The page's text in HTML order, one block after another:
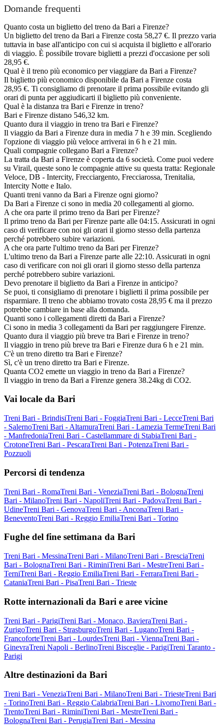
Domande frequenti
Quanto costa un biglietto del treno da Bari a Firenze?
Un biglietto del treno da Bari a Firenze costa 58,27 €. Il prezzo varia
tuttavia in base all'anticipo con cui si acquista il biglietto e all'orario
di viaggio. È possibile trovare biglietti a prezzi d'occasione per soli
28,95 €.
Qual è il treno più economico per viaggiare da Bari a Firenze?
Il biglietto più economico disponibile da Bari a Firenze costa
28,95 €. Ti consigliamo di prenotare il prima possibile evitando gli
orari di punta per aggiudicarti il biglietto più conveniente.
Qual è la distanza tra Bari e Firenze in treno?
Bari e Firenze distano 546,32 km.
Quanto dura il viaggio in treno tra Bari e Firenze?
Il viaggio da Bari a Firenze dura in media 7 h e 39 min. Scegliendo
l'opzione di viaggio più veloce arriverai in 6 h e 21 min.
Quali compagnie collegano Bari a Firenze?
La tratta da Bari a Firenze è coperta da 6 società. Come puoi vedere
su Virail, queste sono le compagnie attive su questa tratta: Regionale
Veloce, DB - Intercity, Frecciargento, Frecciarossa, Trenitalia,
Intercity Notte e Italo.
Quanti treni vanno da Bari a Firenze ogni giorno?
Da Bari a Firenze ci sono in media 20 collegamenti al giorno.
A che ora parte il primo treno da Bari per Firenze?
Il primo treno da Bari per Firenze parte alle 04:15. Assicurati in ogni
caso di verificare con noi gli orari il giorno stesso della partenza
perché potrebbero subire variazioni.
A che ora parte l'ultimo treno da Bari per Firenze?
L'ultimo treno da Bari a Firenze parte alle 22:10. Assicurati in ogni
caso di verificare con noi gli orari il giorno stesso della partenza
perché potrebbero subire variazioni.
Devo prenotare il biglietto da Bari a Firenze in anticipo?
Se puoi, ti consigliamo di prenotare i biglietti il prima possibile per
risparmiare. Il treno che abbiamo trovato costa 28,95 € ma il prezzo
potrebbe cambiare in base alla domanda.
Quanti sono i collegamenti diretti da Bari a Firenze?
Ci sono in media 3 collegamenti da Bari per raggiungere Firenze.
Quanto dura il viaggio più breve tra Bari e Firenze in treno?
Il viaggio in treno più breve tra Bari e Firenze dura 6 h e 21 min.
C'è un treno diretto tra Bari e Firenze?
Sì, c'è un treno diretto tra Bari e Firenze.
Quanta CO2 emette un viaggio in treno da Bari a Firenze?
Il viaggio in treno da Bari a Firenze genera 38.24kg di CO2.
Vai locale da Bari
Treni Bari - BrindisiTreni Bari - FoggiaTreni Bari - LecceTreni Bari
- SalernoTreni Bari - AltamuraTreni Bari - Lamezia TermeTreni Bari
- ManfredoniaTreni Bari - Castellammare di StabiaTreni Bari -
CrotoneTreni Bari - PescaraTreni Bari - PotenzaTreni Bari -
Pozzuoli
Percorsi di tendenza
Treni Bari - RomaTreni Bari - VeneziaTreni Bari - BolognaTreni
Bari - MilanoTreni Bari - NapoliTreni Bari - PadovaTreni Bari -
UdineTreni Bari - GenovaTreni Bari - AnconaTreni Bari -
BeneventoTreni Bari - Reggio EmiliaTreni Bari - Torino
Fughe del fine settimana da Bari
Treni Bari - MessinaTreni Bari - MilanoTreni Bari - BresciaTreni
Bari - BolognaTreni Bari - RiminiTreni Bari - MestreTreni Bari -
TerniTreni Bari - Reggio EmiliaTreni Bari - FerraraTreni Bari -
CataniaTreni Bari - PisaTreni Bari - Trieste
Rotte internazionali da Bari e aree vicine
Treni Bari - ParigiTreni Bari - Monaco, BavieraTreni Bari -
ZurigoTreni Bari - StrasburgoTreni Bari - LuganoTreni Bari -
FrancoforteTreni Bari - LourdesTreni Bari - ViennaTreni Bari -
GinevraTreni Napoli - BerlinoTreni Bisceglie - ParigiTreni Taranto -
Parigi
Altre destinazioni da Bari
Treni Bari - VeneziaTreni Bari - MilanoTreni Bari - TriesteTreni Bari
- TorinoTreni Bari - Reggio CalabriaTreni Bari - LivornoTreni Bari -
TrentoTreni Bari - RiminiTreni Bari - MestreTreni Bari -
BolognaTreni Bari - PerugiaTreni Bari - Messina